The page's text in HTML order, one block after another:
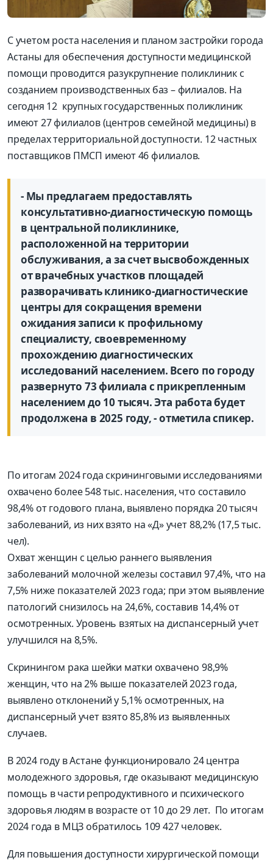
С учетом роста населения и планом застройки города
Астаны для обеспечения доступности медицинской
помощи проводится разукрупнение поликлиник с
созданием производственных баз – филиалов. На
сегодня 12 крупных государственных поликлиник
имеют 27 филиалов (центров семейной медицины) в
пределах территориальной доступности. 12 частных
поставщиков ПМСП имеют 46 филиалов.
- Мы предлагаем предоставлять
консультативно-диагностическую помощь
в центральной поликлинике,
расположенной на территории
обслуживания, а за счет высвобожденных
от врачебных участков площадей
разворачивать клинико-диагностические
центры для сокращения времени
ожидания записи к профильному
специалисту, своевременному
прохождению диагностических
исследований населением. Всего по городу
развернуто 73 филиала с прикрепленным
населением до 10 тысяч. Эта работа будет
продолжена в 2025 году, - отметила спикер.
По итогам 2024 года скрининговыми исследованиями
охвачено более 548 тыс. населения, что составило
98,4% от годового плана, выявлено порядка 20 тысяч
заболеваний, из них взято на «Д» учет 88,2% (17,5 тыс.
чел).
Охват женщин с целью раннего выявления
заболеваний молочной железы составил 97,4%, что на
7,5% ниже показателей 2023 года; при этом выявление
патологий снизилось на 24,6%, составив 14,4% от
осмотренных. Уровень взятых на диспансерный учет
улучшился на 8,5%.
Скринингом рака шейки матки охвачено 98,9%
женщин, что на 2% выше показателей 2023 года,
выявлено отклонений у 5,1% осмотренных, на
диспансерный учет взято 85,8% из выявленных
случаев.
В 2024 году в Астане функционировало 24 центра
молодежного здоровья, где оказывают медицинскую
помощь в части репродуктивного и психического
здоровья людям в возрасте от 10 до 29 лет. По итогам
2024 года в МЦЗ обратилось 109 427 человек.
Для повышения доступности хирургической помощи